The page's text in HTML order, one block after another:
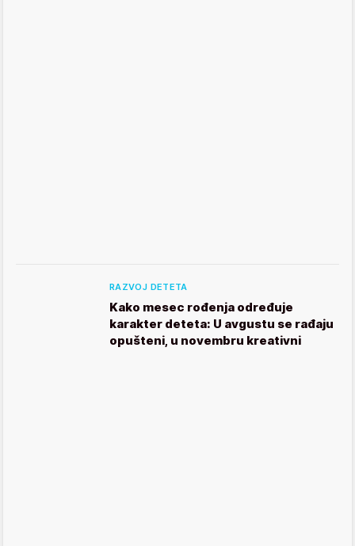
RAZVOJ DETETA
Kako mesec rođenja određuje
karakter deteta: U avgustu se rađaju
opušteni, u novembru kreativni